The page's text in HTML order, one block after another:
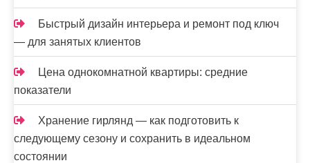
Быстрый дизайн интерьера и ремонт под ключ
— для занятых клиентов
Цена однокомнатной квартиры: средние
показатели
Хранение гирлянд — как подготовить к
следующему сезону и сохранить в идеальном
состоянии